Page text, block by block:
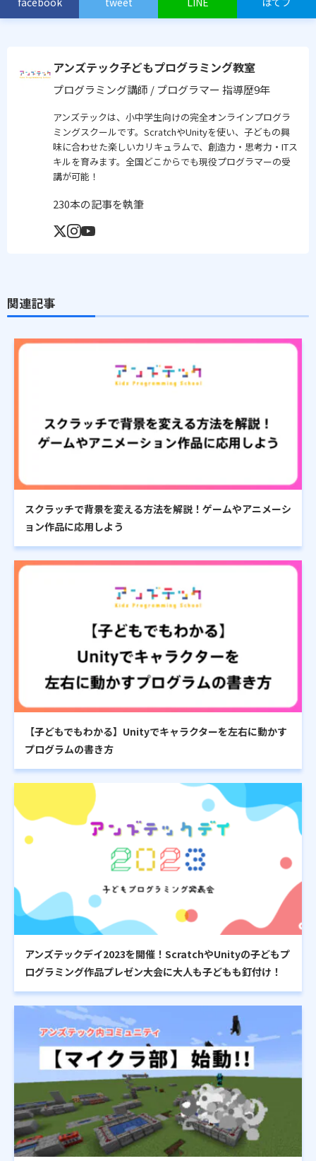
アンズテック子どもプログラミング教室
プログラミング講師 / プログラマー 指導歴9年
アンズテックは、小中学生向けの完全オンラインプログラ
ミングスクールです。ScratchやUnityを使い、子どもの興
味に合わせた楽しいカリキュラムで、創造力・思考力・ITス
キルを育みます。全国どこからでも現役プログラマーの受
講が可能！
230本の記事を執筆
関連記事
スクラッチで背景を変える方法を解説！ゲームやアニメーシ
ョン作品に応用しよう
【子どもでもわかる】Unityでキャラクターを左右に動かす
プログラムの書き方
アンズテックデイ2023を開催！ScratchやUnityの子どもプ
ログラミング作品プレゼン大会に大人も子どもも釘付け！